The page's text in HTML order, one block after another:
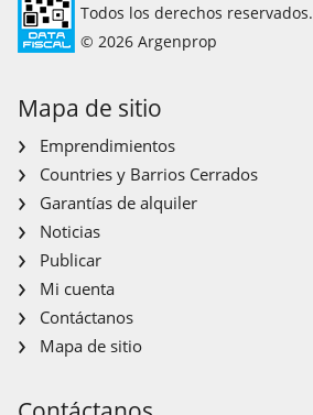
Todos los derechos reservados.
© 2026 Argenprop
Mapa de sitio
Emprendimientos
Countries y Barrios Cerrados
Garantías de alquiler
Noticias
Publicar
Mi cuenta
Contáctanos
Mapa de sitio